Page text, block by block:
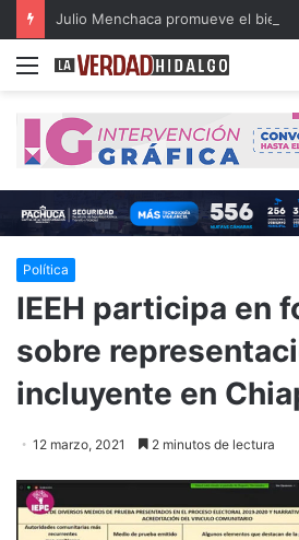
Menu
Política
IEEH participa en
sobre
incluyente en
12 marzo, 2021 2 minutos de lectura